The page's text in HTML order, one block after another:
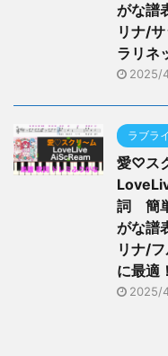
がな譜
リナ/
ラリネ
2025/
ラブラ
愛♡ス
詞 簡
がな譜
リナ/
に最適！
2025/